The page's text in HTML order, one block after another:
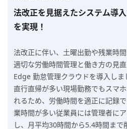
法改正を見据えたシステム導
を実現！
法改正に伴い、土曜出勤や残業時
適切な労働時間管理と働き方の見
Edge 勤怠管理クラウドを導入しま
直行直帰が多い現場勤務でもスマ
れるため、労働時間を適正に記録
業時間が多い従業員には管理者に
し、月平均30時間から5.4時間まで